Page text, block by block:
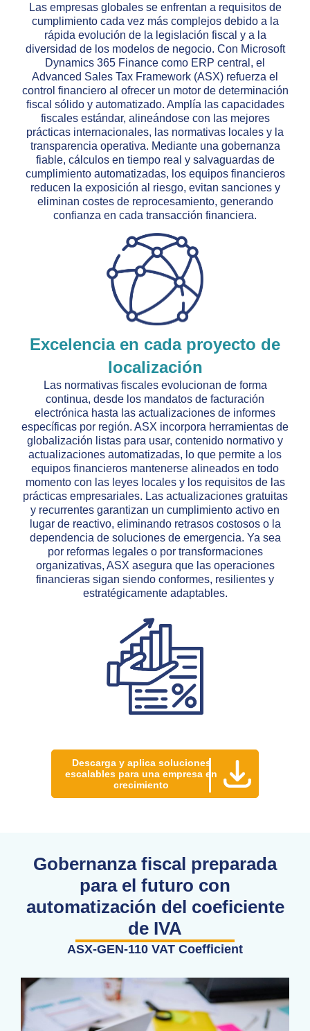
Las empresas globales se enfrentan a requisitos de
cumplimiento cada vez más complejos debido a la
rápida evolución de la legislación fiscal y a la
diversidad de los modelos de negocio. Con Microsoft
Dynamics 365 Finance como ERP central, el
Advanced Sales Tax Framework (ASX) refuerza el
control financiero al ofrecer un motor de determinación
fiscal sólido y automatizado. Amplía las capacidades
fiscales estándar, alineándose con las mejores
prácticas internacionales, las normativas locales y la
transparencia operativa. Mediante una gobernanza
fiable, cálculos en tiempo real y salvaguardas de
cumplimiento automatizadas, los equipos financieros
reducen la exposición al riesgo, evitan sanciones y
eliminan costes de reprocesamiento, generando
confianza en cada transacción financiera.
Excelencia en cada proyecto de
localización
Las normativas fiscales evolucionan de forma
continua, desde los mandatos de facturación
electrónica hasta las actualizaciones de informes
específicas por región. ASX incorpora herramientas de
globalización listas para usar, contenido normativo y
actualizaciones automatizadas, lo que permite a los
equipos financieros mantenerse alineados en todo
momento con las leyes locales y los requisitos de las
prácticas empresariales. Las actualizaciones gratuitas
y recurrentes garantizan un cumplimiento activo en
lugar de reactivo, eliminando retrasos costosos o la
dependencia de soluciones de emergencia. Ya sea
por reformas legales o por transformaciones
organizativas, ASX asegura que las operaciones
financieras sigan siendo conformes, resilientes y
estratégicamente adaptables.
Descarga y aplica soluciones
escalables para una empresa en
crecimiento
Gobernanza fiscal preparada
para el futuro con
automatización del coeficiente
de IVA
ASX-GEN-110 VAT Coefficient